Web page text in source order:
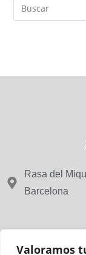
Valoramos
Rasa del
Barcelona